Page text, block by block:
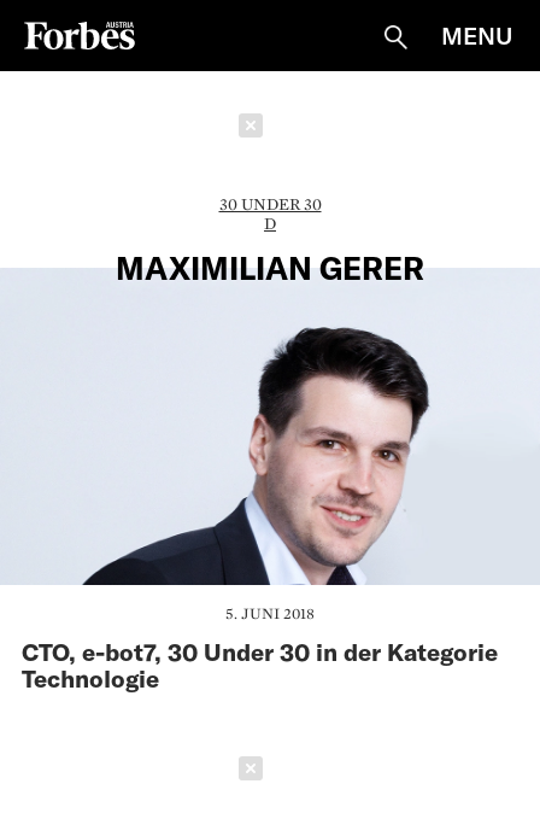
Suche
MENU
30 UNDER 30
D
MAXIMILIAN GERER
5. JUNI 2018
CTO, e-bot7, 30 Under 30 in der Kategorie
Technologie